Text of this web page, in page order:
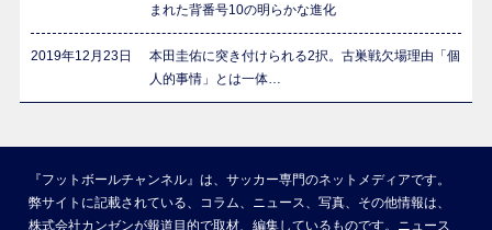
まれた背番号10の明らかな進化
2019年12月23日
本田圭佑に突き付けられる2択。古巣戦欠場理由「個
人的事情」とは一体…
『フットボールチャンネル』は、サッカー専門のネットメディアです。
弊サイトに記載されている、コラム、ニュース、写真、その他情報は、
株式会社カンゼンが報道目的で取材、編集しているものです。ニュース